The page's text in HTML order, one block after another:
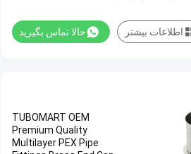
حالا تماس بگیرید اطلاعات بیشتر
TUBOMART OEM
Premium Quality
Multilayer PEX Pipe